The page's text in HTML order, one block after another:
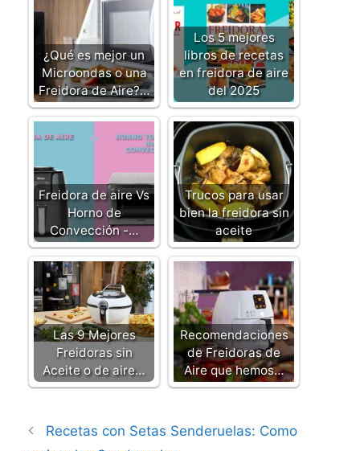
¿Qué es mejor un
Microondas o una
Freidora de Aire?…
Los 5 mejores
libros de recetas
en freidora de aire
del 2025
Freidora de aire Vs
Horno de
Convección -…
Trucos para usar
bien la freidora sin
aceite
Las 9 Mejores
Freidoras sin
Aceite o de aire…
Recomendaciones
de Freidoras de
Aire que hemos…
Recetas con Setas Senderuelas: Como